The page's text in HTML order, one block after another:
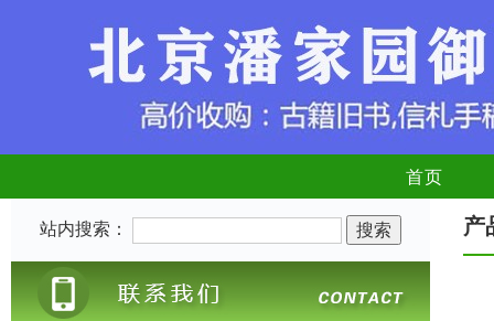
首页
站内搜索： 产